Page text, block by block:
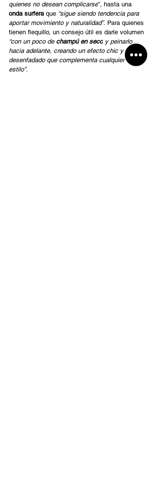
quienes no desean complicarse”, hasta una
onda surfera que “sigue siendo tendencia para
aportar movimiento y naturalidad”. Para quienes
tienen flequillo, un consejo útil es darle volumen
“con un poco de champú en seco y peinarlo
hacia adelante, creando un efecto chic y
desenfadado que complementa cualquier
estilo”.